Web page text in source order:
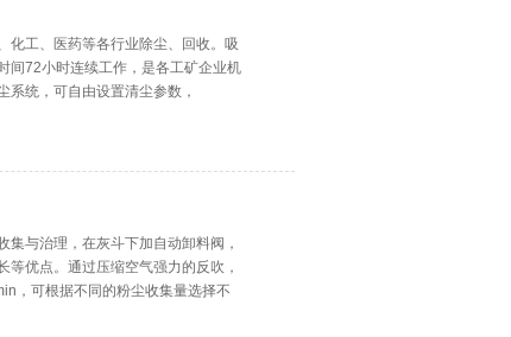
化工、医药等各行业除尘、回收。吸
间72小时连续工作，是各工矿企业机
系统，可自由设置清尘参数，
与治理，在灰斗下加自动卸料阀，
优点。通过压缩空气强力的反吹，
，可根据不同的粉尘收集量选择不